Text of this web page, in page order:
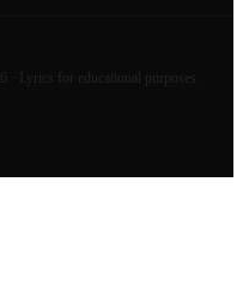
· Lyrics for educational purposes.